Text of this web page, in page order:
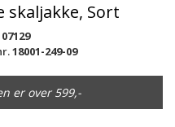
skaljakke, Sort
18001-249-09
er over 599,-